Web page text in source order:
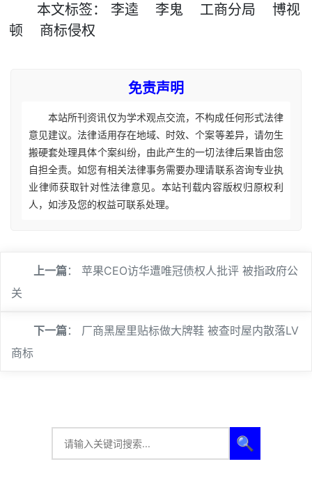
本文标签： 李逵 李鬼 工商分局
博视
顿
商标侵权
免责声明
本站所刊资讯仅为学术观点交流，不构成任何形式法律
意见建议。法律适用存在地域、时效、个案等差异，请勿生
搬硬套处理具体个案纠纷，由此产生的一切法律后果皆由您
自担全责。如您有相关法律事务需要办理请联系咨询专业执
业律师获取针对性法律意见。本站刊载内容版权归原权利
人，如涉及您的权益可联系处理。
上一篇： 苹果CEO访华遭唯冠债权人批评 被指政府公
关
下一篇： 厂商黑屋里贴标做大牌鞋 被查时屋内散落LV
商标
🔍